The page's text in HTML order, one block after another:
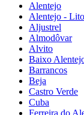
Alentejo
Alentejo -
Aljustrel
Almodôvar
Alvito
Baixo
Barrancos
Beja
Castro Verde
Cuba
Ferreira do